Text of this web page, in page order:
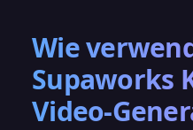
Wie
Supaworks
Video-